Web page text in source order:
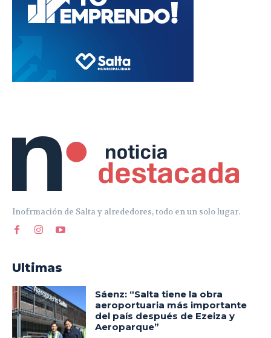
Inofrmación de Salta y alrededores, todo en un solo lugar.
Ultimas
Sáenz: “Salta tiene la obra
aeroportuaria más importante
del país después de Ezeiza y
Aeroparque”